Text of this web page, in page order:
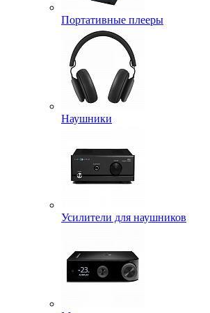
Портативные плееры
Наушники
Усилители для наушников